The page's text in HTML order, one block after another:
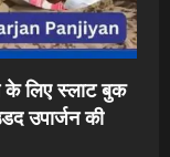
के लिए स्लाट बुक
उपार्जन की